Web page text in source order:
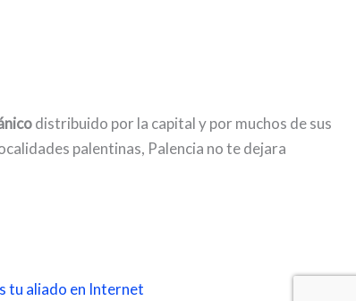
distribuido por la capital y por muchos de sus
palentinas, Palencia no te dejara